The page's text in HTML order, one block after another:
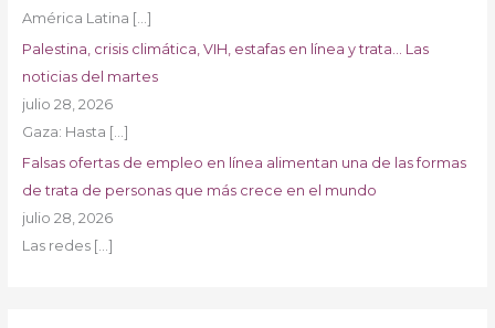
América Latina […]
Palestina, crisis climática, VIH, estafas en línea y trata… Las
noticias del martes
julio 28, 2026
Gaza: Hasta […]
Falsas ofertas de empleo en línea alimentan una de las formas
de trata de personas que más crece en el mundo
julio 28, 2026
Las redes […]